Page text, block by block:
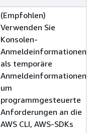
(Empfohlen)
Verwenden Sie
Konsolen-
Anmeldeinformationen
als temporäre
Anmeldeinformationen,
um
programmgesteuerte
Anforderungen an die
AWS CLI, AWS-SDKs